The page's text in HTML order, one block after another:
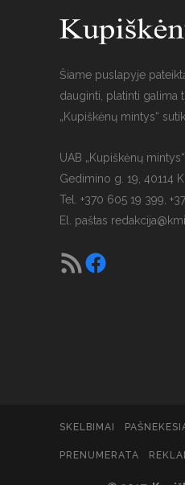
Šiame puslapyje
dauginti, platinti galima
„Kupiškėnų mintys“
UAB „Kupiškėnų mintys“,
Gedimino g. 19, 40114
Tel. +370 605 19 399,
El. paštas
SKELBIMAI
PRENUMERATA